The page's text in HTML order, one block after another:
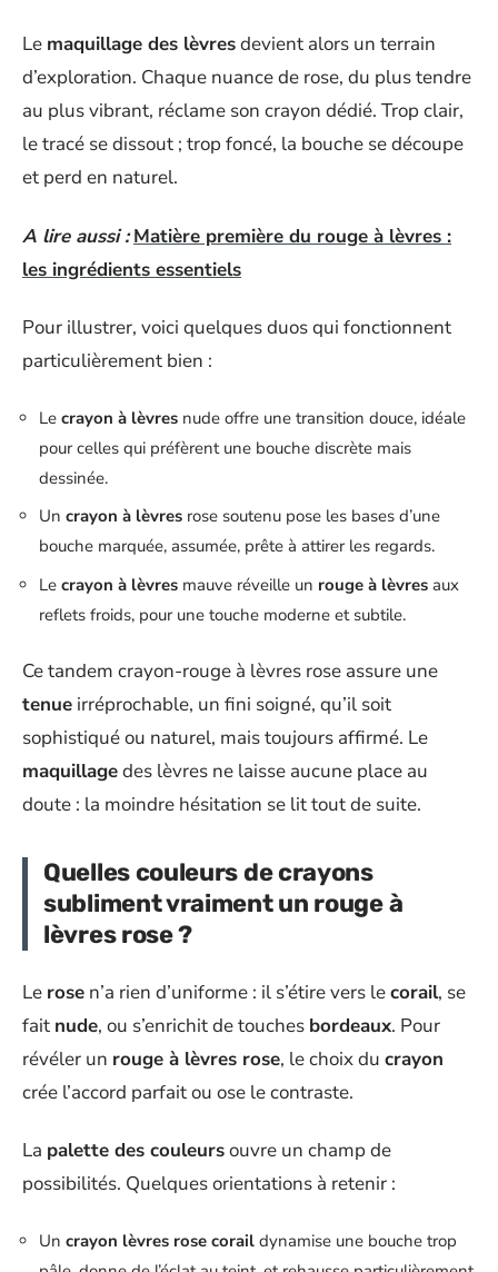
Le maquillage des lèvresdevient alors un terrain
d’exploration. Chaque nuance de rose, du plus tendre
au plus vibrant, réclame son crayon dédié. Trop clair,
le tracé se dissout ; trop foncé, la bouche se découpe
et perd en naturel.
A lire aussi : Matière première du rouge à lèvres :
les ingrédients essentiels
Pour illustrer, voici quelques duos qui fonctionnent
particulièrement bien :
Le crayon à lèvres nude offre une transition douce, idéale
pour celles qui préfèrent une bouche discrète mais
dessinée.
Un crayon à lèvres rose soutenu pose les bases d’une
bouche marquée, assumée, prête à attirer les regards.
Le crayon à lèvres mauve réveille un rouge à lèvres aux
reflets froids, pour une touche moderne et subtile.
Ce tandem crayon-rouge à lèvres rose assure une
tenue irréprochable, un fini soigné, qu’il soit
sophistiqué ou naturel, mais toujours affirmé. Le
maquillagedes lèvres ne laisse aucune place au
doute : la moindre hésitation se lit tout de suite.
Quelles couleurs de crayons
subliment vraiment un rouge à
lèvres rose ?
Le rose n’a rien d’uniforme : il s’étire vers lecorail, se
fait nude, ou s’enrichit de touches bordeaux. Pour
révéler un rouge à lèvres rose, le choix du crayon
crée l’accord parfait ou ose le contraste.
La palette des couleursouvre un champ de
possibilités. Quelques orientations à retenir :
Un crayon lèvres rose corail dynamise une bouche trop